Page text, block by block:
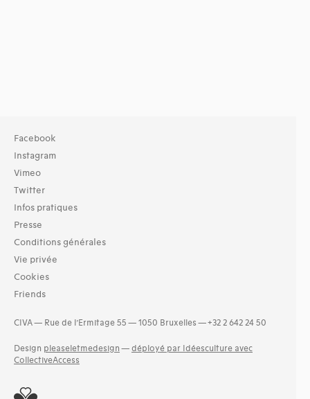
Facebook
Instagram
Vimeo
Twitter
Infos pratiques
Presse
Conditions générales
Vie privée
Cookies
Friends
CIVA — Rue de l’Ermitage 55 — 1050 Bruxelles — +32 2 642 24 50
Design pleaseletmedesign — déployé par Idéesculture avec
CollectiveAccess